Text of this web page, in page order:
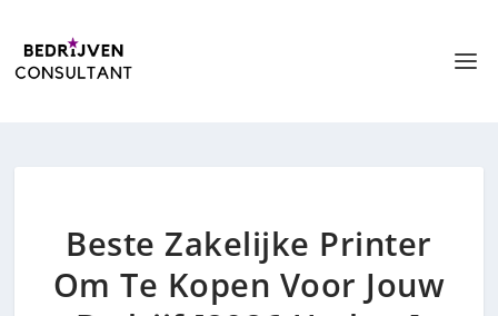
Beste Zakelijke Printer
Om Te Kopen Voor Jouw